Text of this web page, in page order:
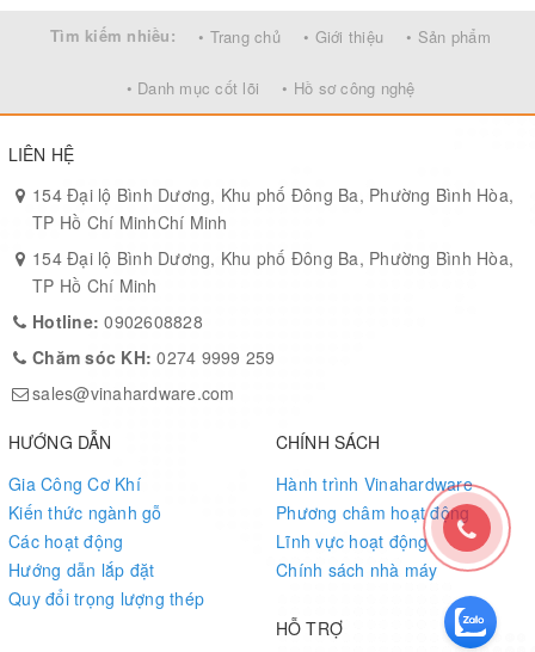
Tìm kiếm nhiều: • Trang chủ • Giới thiệu • Sản phẩm
• Danh mục cốt lõi • Hồ sơ công nghệ
LIÊN HỆ
154 Đại lộ Bình Dương, Khu phố Đông Ba, Phường Bình Hòa,
TP Hồ Chí MinhChí Minh
154 Đại lộ Bình Dương, Khu phố Đông Ba, Phường Bình Hòa,
TP Hồ Chí Minh
Hotline:0902608828
Chăm sóc KH:0274 9999 259
sales@vinahardware.com
HƯỚNG DẪN
Gia Công Cơ Khí
Kiến thức ngành gỗ
Các hoạt động
Hướng dẫn lắp đặt
Quy đổi trọng lượng thép
CHÍNH SÁCH
Hành trình Vinahardware
Phương châm hoạt động
Lĩnh vực hoạt động
Chính sách nhà máy
HỖ TRỢ